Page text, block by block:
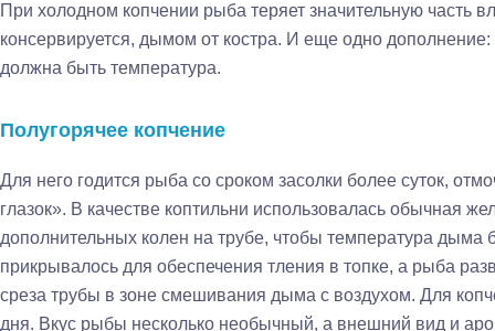
При холодном копчении рыба теряет значительную часть
консервируется, дымом от костра. И еще одно
должна быть температура.
Полугорячее копчение
Для него годится рыба со сроком засолки более суток,
глазок». В качестве коптильни использовалась обычная
дополнительных колен на трубе, чтобы температура дыма
прикрывалось для обеспечения тления в топке, а рыба
среза трубы в зоне смешивания дыма с воздухом. Для
дня. Вкус рыбы несколько необычный, а внешний вид и